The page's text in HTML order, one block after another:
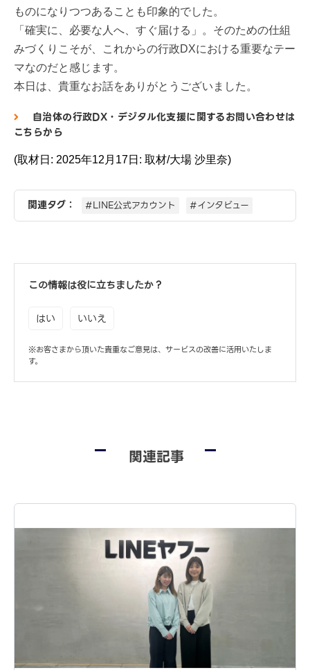
ものになりつつあることも印象的でした。
「確実に、必要な人へ、すぐ届ける」。そのための仕組
みづくりこそが、これからの行政DXにおける重要なテー
マなのだと感じます。
本日は、貴重なお話をありがとうございました。
自治体の行政DX・デジタル化支援に関するお問い合わせは
こちらから
(取材日: 2025年12月17日: 取材/大場 沙里奈)
関連タグ： #LINE公式アカウント #インタビュー
この情報は役に立ちましたか？
はい いいえ
※お客さまから頂いた貴重なご意見は、サービスの改善に活用いたしま
す。
関連記事